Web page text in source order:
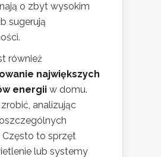
o zbyt wysokim
sugerują
również
największych
energii w domu.
analizując
Często to sprzęt
lub systemy